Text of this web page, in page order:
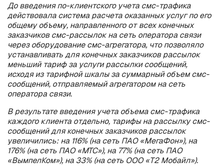
До введения по-клиентского учета смс-трафика
действовала система расчета оказанных услуг по его
общему объему, направленного от всех конечных
заказчиков смс-рассылок на сеть оператора связи
через оборудование смс-агрегатора, что позволяло
устанавливать для конечных заказчиков рассылок
меньший тариф за услуги рассылки сообщений,
исходя из тарифной шкалы за суммарный объем смс-
сообщений, отправляемый агрегатором на сеть
оператора связи.
В результате введения учета объема смс-трафика
каждого клиента отдельно, тарифы на рассылку смс-
сообщений для конечных заказчиков рассылок
увеличились: на 116% (на сеть ПАО «МегаФон»), на
176% (на сеть ПАО «МТС»), на 77% (на сеть ПАО
«ВымпелКом»), на 33% (на сеть ООО «Т2 Мобайл»).